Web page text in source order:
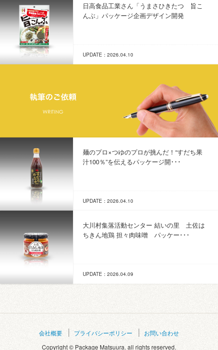
日高食品工業さん「うまさひきたつ 旨こ
んぶ」パッケージ企画デザイン開発
UPDATE：2026.04.10
麺のプロ×つゆのプロが挑んだ！“すだち果
汁100％”を伝えるパッケージ開･･･
UPDATE：2026.04.10
大川村集落活動センター 結いの里 土佐は
ちきん地鶏 担々肉味噌 パッケー･･･
UPDATE：2026.04.09
会社概要 プライバシーポリシー
お問い合わせ
Copyright © Package Matsuura. all rights reserved.